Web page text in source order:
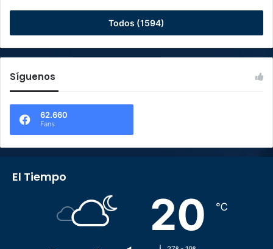
Todos (1594)
Síguenos
62.660
Fans
El Tiempo
20 ℃